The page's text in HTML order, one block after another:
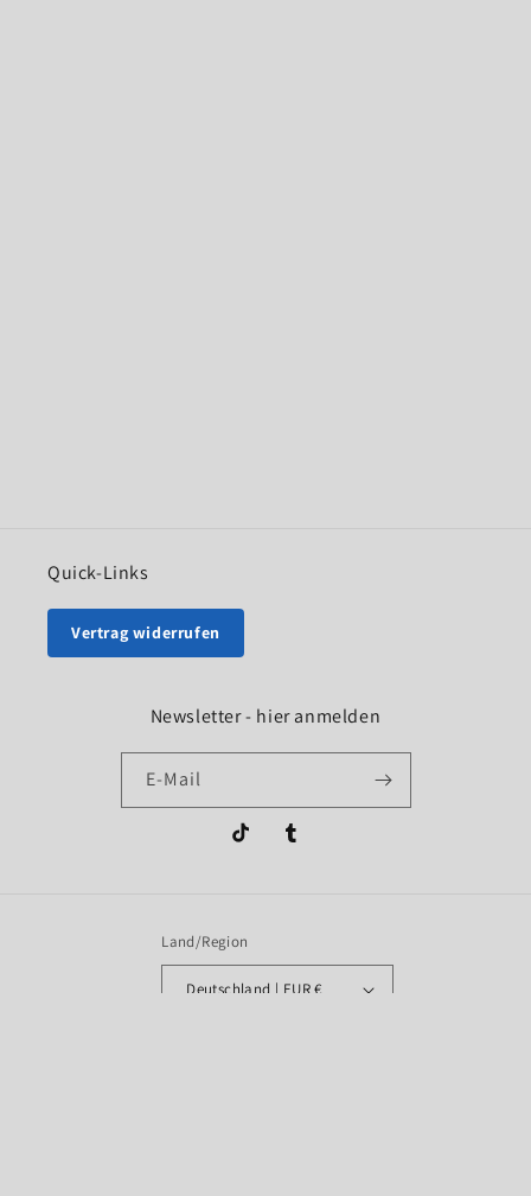
Quick-Links
Vertrag widerrufen
Newsletter - hier anmelden
E-Mail
TikTok Tumblr
Land/Region
Deutschland | EUR €